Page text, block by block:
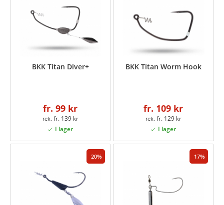
BKK Titan Diver+
fr. 99 kr
fr. 139 kr
BKK Titan Worm Hook
fr. 109 kr
fr. 129 kr
20 17